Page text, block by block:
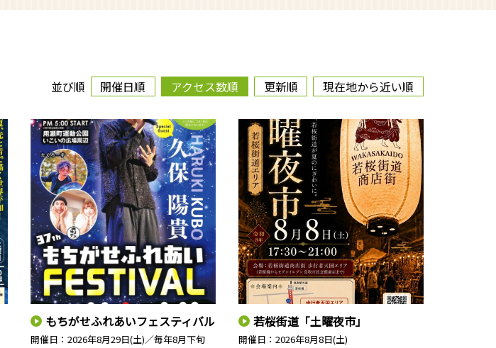
並び順 開催日順 アクセス数順 更新順 現在地から近い順
もちがせふれあいフェスティバル
開催日： 2026年8月29日(土)／毎年8月下旬
若桜街道「土曜夜市」
開催日： 2026年8月8日(土)